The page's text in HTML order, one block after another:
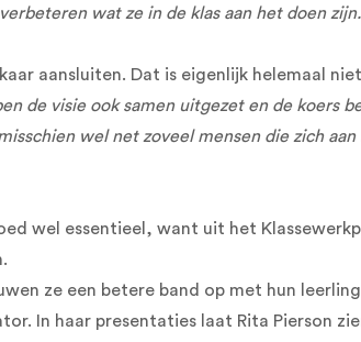
wat ze in de klas aan het doen
aansluiten. Dat is eigenlijk helemaal
de visie ook samen uitgezet en de koers
wel net zoveel mensen die zich
wel essentieel, want uit het
ze een betere band op met hun
In haar presentaties laat Rita Pierson